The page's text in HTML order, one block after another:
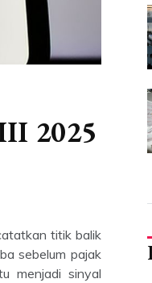
2025
titik balik
sebelum pajak
menjadi sinyal